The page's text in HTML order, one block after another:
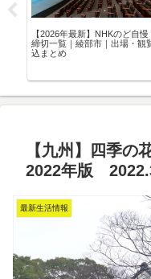
【2026年最新】NHKのど自慢
締切一覧｜綾部市｜出場・観
込まとめ
【九州】四季
2022年版
最新生活情報